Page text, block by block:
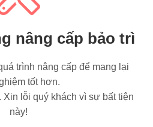
nâng cấp bảo trì
trình nâng cấp để mang lại
tốt hơn.
lỗi quý khách vì sự bất tiện
này!